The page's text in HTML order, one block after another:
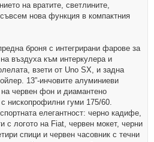
на вратите, светлините,
нова функция в компактния
броня с интегрирани фарове за
въздуха към интеркулера и
взети от Uno SX, и задна
13”-инчовите алуминиеви
червен фон и диамантено
нископрофилни гуми 175/60.
елегантност: черно кадифе,
с логото на Fiat, червен мокет, черни
спици и червен часовник с течни